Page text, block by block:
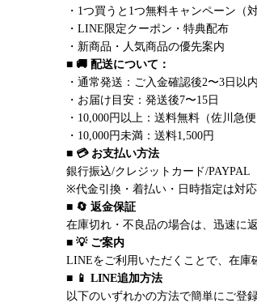
・1つ買うと1つ無料キャンペーン（
・LINE限定クーポン・特典配布
・新商品・人気商品の優先案内
■ 🚚 配送について：
・通常発送：ご入金確認後2〜3日以内
・お届け目安：発送後7〜15日
・10,000円以上：送料無料（佐川急
・10,000円未満：送料1,500円
■ 💳 お支払い方法
銀行振込/クレジットカード/PAYPAL
※代金引換・着払い・日時指定は対応
■ 🔄 返金保証
在庫切れ・不良品の場合は、迅速に
■ 💡 ご案内
LINEをご利用いただくことで、在庫
■ 📱 LINE追加方法
以下のいずれかの方法で簡単にご登